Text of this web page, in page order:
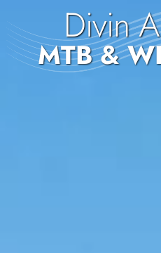
Divin
MTB &